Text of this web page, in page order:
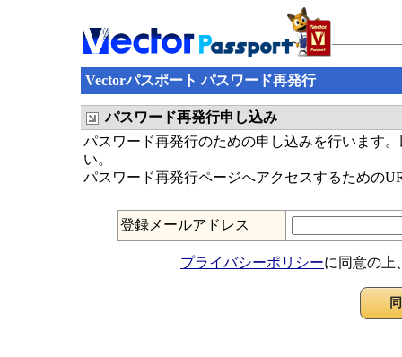
Vectorパスポート パスワード再発行
パスワード再発行申し込み
パスワード再発行のための申し込みを行います
い。
パスワード再発行ページへアクセスするための
登録メールアドレス
プライバシーポリシーに同意の上